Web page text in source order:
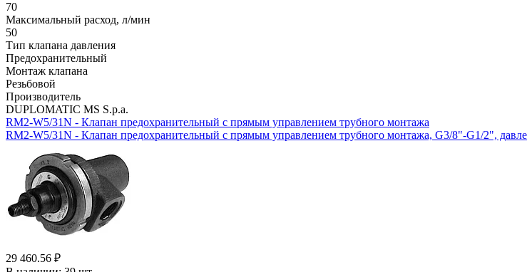
70
Максимальный расход, л/мин
50
Тип клапана давления
Предохранительный
Монтаж клапана
Резьбовой
Производитель
DUPLOMATIC MS S.p.a.
RM2-W5/31N - Клапан предохранительный с прямым управлением трубного монтажа
RM2-W5/31N - Клапан предохранительный с прямым управлением трубного монтажа, G3/8"-G1/2",
29 460.56 ₽